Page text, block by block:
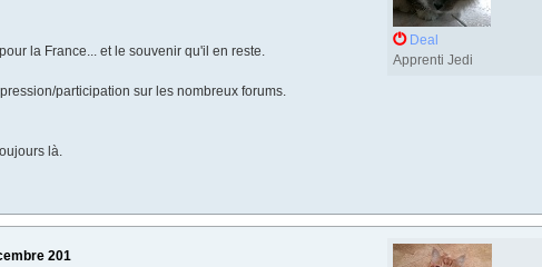
la France... et le souvenir qu'il en reste.
participation sur les nombreux forums.
là.
Deal
Apprenti Jedi
201